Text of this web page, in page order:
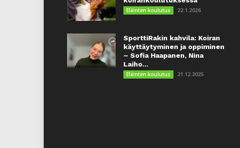
Eläinten koulutus 22.1.2026
SporttiRakin kahvila: Koiran
käyttäytyminen ja oppiminen
– Sofia Haapanen, Nina
Laiho...
Eläinten koulutus 21.12.2025